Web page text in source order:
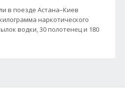
в поезде Астана–Киев
наркотического
водки, 30 полотенец и 180